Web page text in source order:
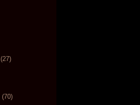
(27)
(70)